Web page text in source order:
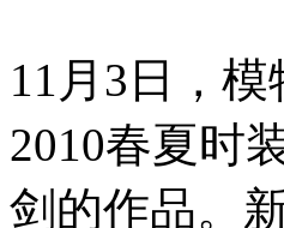
11月3日，
2010春夏时
剑的作品。